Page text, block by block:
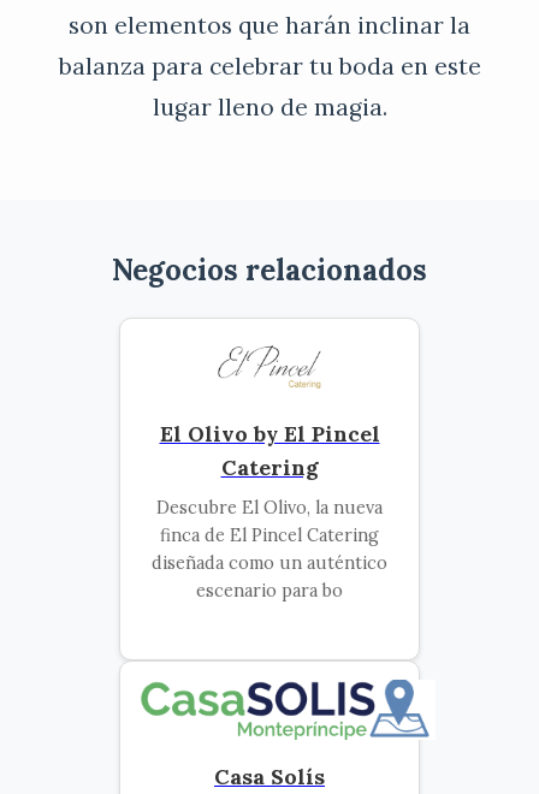
son elementos que harán inclinar la
balanza para celebrar tu boda en este
lugar lleno de magia.
Negocios relacionados
El Olivo by El Pincel
Catering
Descubre El Olivo, la nueva
finca de El Pincel Catering
diseñada como un auténtico
escenario para bo
Casa Solís